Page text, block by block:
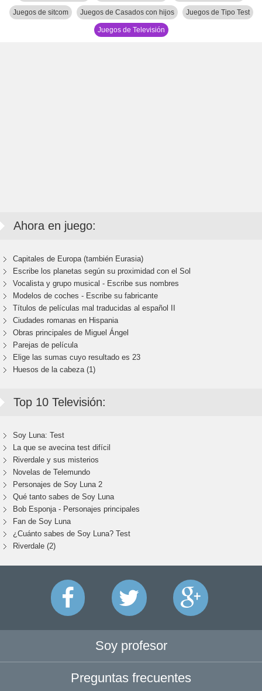
Juegos de sitcom Juegos de Casados con hijos Juegos de Tipo Test
Juegos de Televisión
Ahora en juego:
Capitales de Europa (también Eurasia)
Escribe los planetas según su proximidad con el Sol
Vocalista y grupo musical - Escribe sus nombres
Modelos de coches - Escribe su fabricante
Títulos de películas mal traducidas al español II
Ciudades romanas en Hispania
Obras principales de Miguel Ángel
Parejas de película
Elige las sumas cuyo resultado es 23
Huesos de la cabeza (1)
Top 10 Televisión:
Soy Luna: Test
La que se avecina test difícil
Riverdale y sus misterios
Novelas de Telemundo
Personajes de Soy Luna 2
Qué tanto sabes de Soy Luna
Bob Esponja - Personajes principales
Fan de Soy Luna
¿Cuánto sabes de Soy Luna? Test
Riverdale (2)
Soy profesor
Preguntas frecuentes